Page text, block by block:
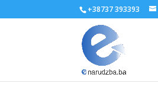
+38737 393393